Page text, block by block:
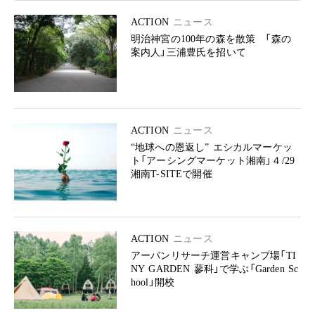
ACTION ニュース
明治神宮の100年の森を散策 「森の
案内人」三浦豊氏を招いて
ACTION ニュース
“地球への恩返し” エシカルマーケッ
ト「アーシングマーケット湘南」４/29
湘南T-SITEで開催
ACTION ニュース
アーバンリサーチ運営キャンプ場「TI
NY GARDEN 蓼科」で学ぶ「Garden Sc
hool」開校